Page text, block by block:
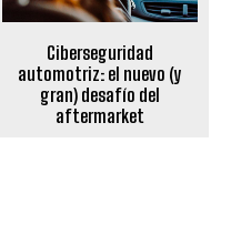
Ciberseguridad
automotriz: el nuevo (y
gran) desafío del
aftermarket